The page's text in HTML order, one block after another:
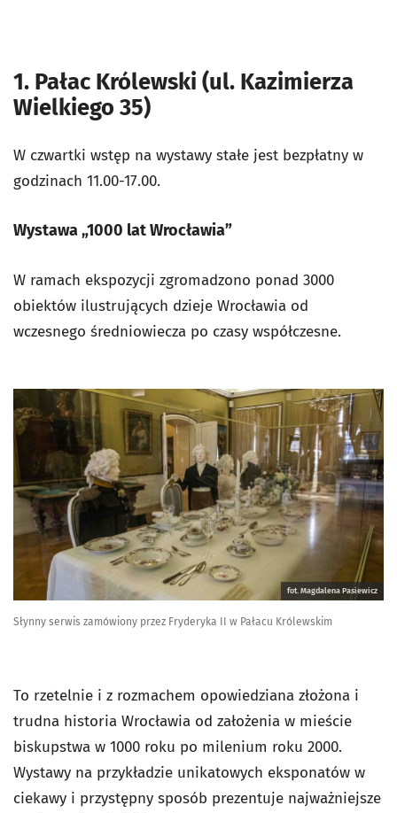
1. Pałac Królewski (ul. Kazimierza
Wielkiego 35)
W czwartki wstęp na wystawy stałe jest bezpłatny w
godzinach 11.00-17.00.
Wystawa „1000 lat Wrocławia”
W ramach ekspozycji zgromadzono ponad 3000
obiektów ilustrujących dzieje Wrocławia od
wczesnego średniowiecza po czasy współczesne.
fot. Magdalena Pasiewicz
Słynny serwis zamówiony przez Fryderyka II w Pałacu Królewskim
To rzetelnie i z rozmachem opowiedziana złożona i
trudna historia Wrocławia od założenia w mieście
biskupstwa w 1000 roku po milenium roku 2000.
Wystawy na przykładzie unikatowych eksponatów w
ciekawy i przystępny sposób prezentuje najważniejsze